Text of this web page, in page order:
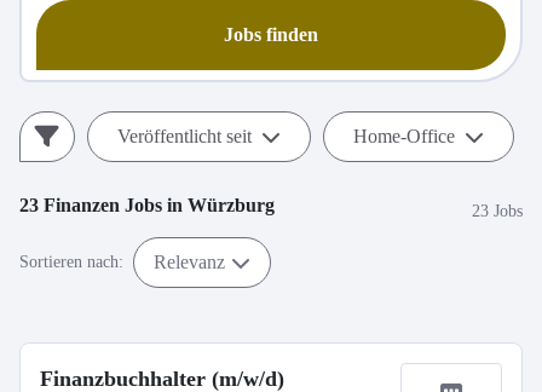
Jobs finden
Veröffentlicht seit Home-Office
23 Finanzen Jobs in Würzburg 23 Jobs
Sortieren nach: Relevanz
Finanzbuchhalter (m/w/d)